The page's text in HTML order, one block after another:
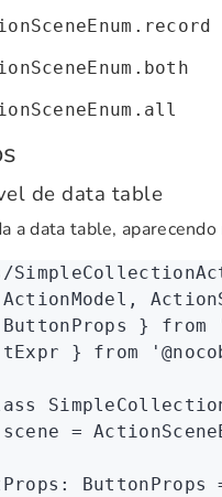
de data table
a data table,
,
} from
} from
scene =
: ButtonProps